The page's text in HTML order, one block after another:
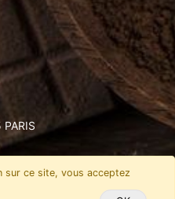
sur ce site, vous acceptez